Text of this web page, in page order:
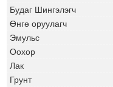
Будаг Шингэлэгч
Өнгө оруулагч
Эмульс
Оохор
Лак
Грунт